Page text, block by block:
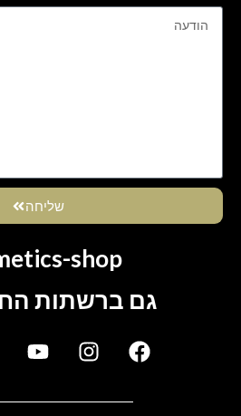
שליחה
shop
גם ברשתות